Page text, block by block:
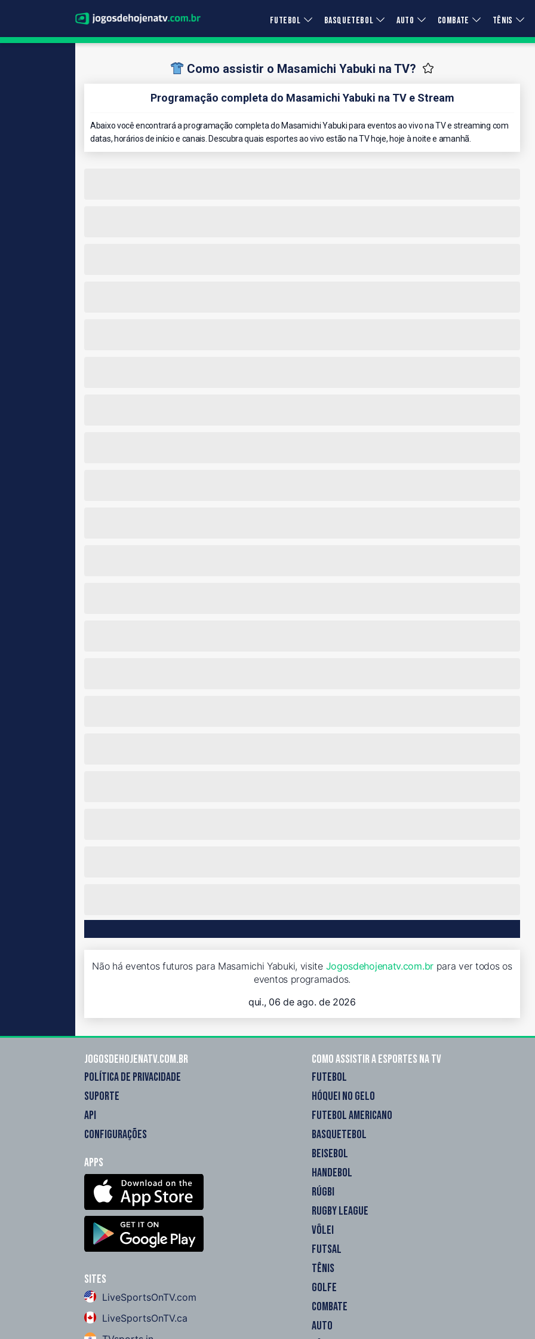
FUTEBOL BASQUETEBOL AUTO COMBATE TÊNIS
Como assistir o Masamichi Yabuki na TV?
Programação completa do Masamichi Yabuki na TV e Stream
Abaixo você encontrará a programação completa do Masamichi Yabuki para eventos ao vivo na TV e streaming com
datas, horários de início e canais. Descubra quais esportes ao vivo estão na TV hoje, hoje à noite e amanhã.
Não há eventos futuros para Masamichi Yabuki, visite Jogosdehojenatv.com.brpara ver todos os
eventos programados.
qui., 06 de ago. de 2026
Jogosdehojenatv.com.br
POLÍTICA DE PRIVACIDADE
SUPORTE
API
CONFIGURAÇÕES
Apps
Sites
LiveSportsOnTV.com
LiveSportsOnTV.ca
Como assistir a esportes na TV
FUTEBOL
HÓQUEI NO GELO
FUTEBOL AMERICANO
BASQUETEBOL
BEISEBOL
HANDEBOL
RÚGBI
RUGBY LEAGUE
VÔLEI
FUTSAL
TÊNIS
GOLFE
COMBATE
AUTO